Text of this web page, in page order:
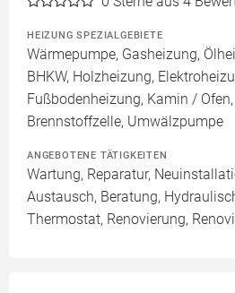
HEIZUNG SPEZIALGEBIETE
Wärmepumpe, Gasheizung,
BHKW, Holzheizung,
Fußbodenheizung, Kamin /
Brennstoffzelle, Umwälzpumpe
ANGEBOTENE TÄTIGKEITEN
Wartung, Reparatur,
Austausch, Beratung,
Thermostat, Renovierung,